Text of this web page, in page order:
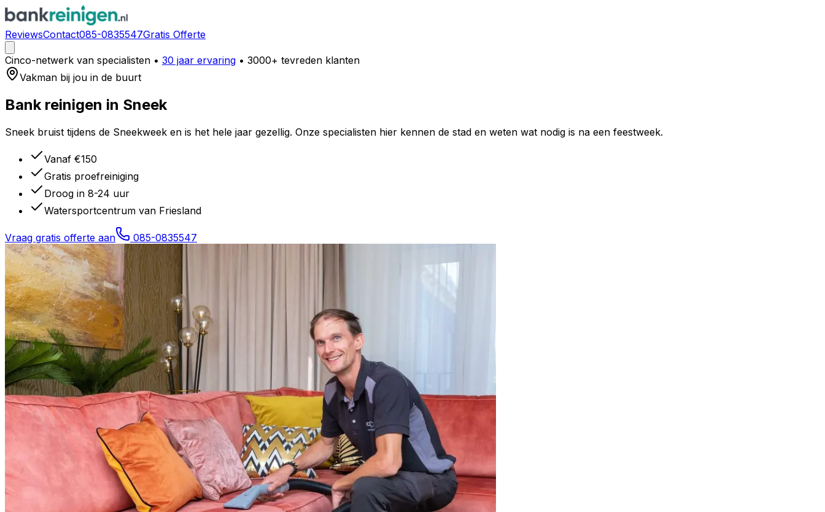
ReviewsContact085-0835547Gratis Offerte
Cinco-netwerk van specialisten • 30 jaar ervaring • 3000+ tevreden klanten
Vakman bij jou in de buurt
Bank reinigen in Sneek
Sneek bruist tijdens de Sneekweek en is het hele jaar gezellig. Onze specialisten hier kennen de stad en weten wat nodig is na een feestweek.
Vanaf €150
Gratis proefreiniging
Droog in 8-24 uur
Watersportcentrum van Friesland
Vraag gratis offerte aan 085-0835547